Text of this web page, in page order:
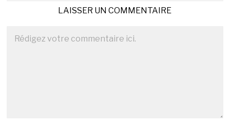
LAISSER UN COMMENTAIRE